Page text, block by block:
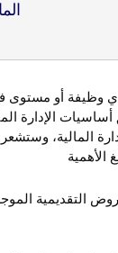
أي وظيفة أو
الإدارة
المالية،
الأهمية
التقديمية